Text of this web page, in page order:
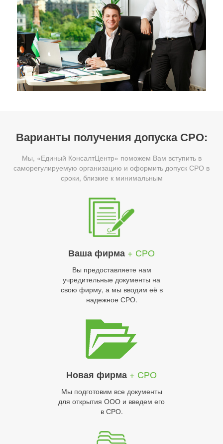
Варианты получения допуска СРО:
Мы, «Единый КонсалтЦентр» поможем Вам вступить в
саморегулируемую организацию и оформить допуск СРО в
сроки, близкие к минимальным
Ваша фирма + СРО
Вы предоставляете нам
учредительные документы на
свою фирму, а мы вводим её в
надежное СРО.
Новая фирма + СРО
Мы подготовим все документы
для открытия ООО и введем его
в СРО.